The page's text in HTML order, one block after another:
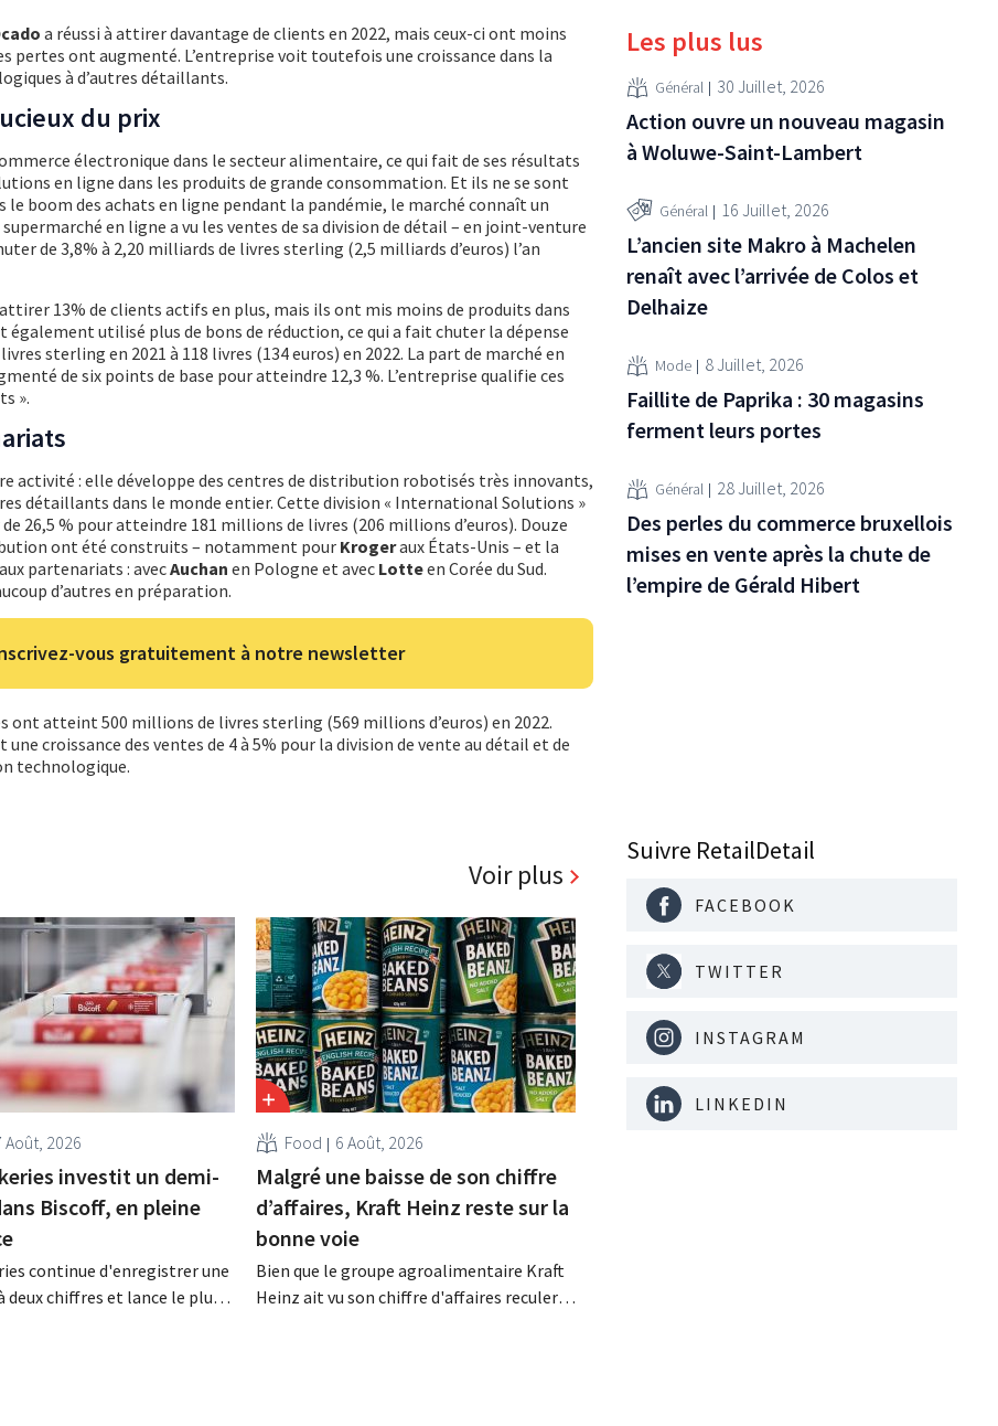
a réussi à attirer davantage de clients en 2022, mais ceux-ci ont moins
pertes ont augmenté. L’entreprise voit toutefois une croissance dans la
à d’autres détaillants.
du prix
électronique dans le secteur alimentaire, ce qui fait de ses résultats
en ligne dans les produits de grande consommation. Et ils ne se sont
le boom des achats en ligne pendant la pandémie, le marché connaît un
en ligne a vu les ventes de sa division de détail – en joint-venture
de 3,8% à 2,20 milliards de livres sterling (2,5 milliards d’euros) l’an
13% de clients actifs en plus, mais ils ont mis moins de produits dans
utilisé plus de bons de réduction, ce qui a fait chuter la dépense
sterling en 2021 à 118 livres (134 euros) en 2022. La part de marché en
de six points de base pour atteindre 12,3 %. L’entreprise qualifie ces
».
activité : elle développe des centres de distribution robotisés très innovants,
détaillants dans le monde entier. Cette division « International Solutions »
26,5 % pour atteindre 181 millions de livres (206 millions d’euros). Douze
ont été construits – notamment pourKrogeraux États-Unis – et la
partenariats : avecAuchan en Pologne et avec Lotteen Corée du Sud.
d’autres en préparation.
vous gratuitement à notre newsletter
ont atteint 500 millions de livres sterling (569 millions d’euros) en 2022.
croissance des ventes de 4 à 5% pour la division de vente au détail et de
technologique.
Voir plus
Août, 2026
investit un demi-
Biscoff, en pleine
continue d'enregistrer une
deux chiffres et lance le plus
Food 6 Août, 2026
Malgré une baisse de son chiffre
d’affaires, Kraft Heinz reste sur la
bonne voie
Bien que le groupe agroalimentaire Kraft
Heinz ait vu son chiffre d'affaires reculer
Les plus lus
Général 30 Juillet, 2026
Action ouvre un nouveau magasin
à Woluwe-Saint-Lambert
Général 16 Juillet, 2026
L’ancien site Makro à Machelen
renaît avec l’arrivée de Colos et
Delhaize
Mode 8 Juillet, 2026
Faillite de Paprika : 30 magasins
ferment leurs portes
Général 28 Juillet, 2026
Des perles du commerce bruxellois
mises en vente après la chute de
l’empire de Gérald Hibert
Suivre RetailDetail
FACEBOOK
TWITTER
INSTAGRAM
LINKEDIN